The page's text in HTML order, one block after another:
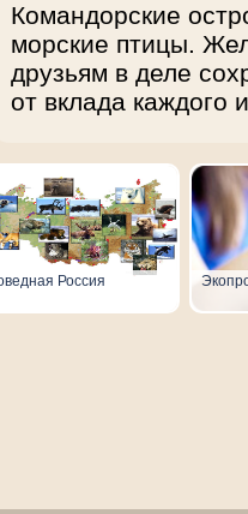
Командорские
морские птицы.
друзьям в деле
от вклада каждого
Россия